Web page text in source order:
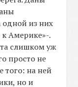
одной из них
к Америке»-.
слишком уж
просто не
того: на ней
но и